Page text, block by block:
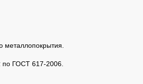
металлопокрытия.
по ГОСТ 617-2006.